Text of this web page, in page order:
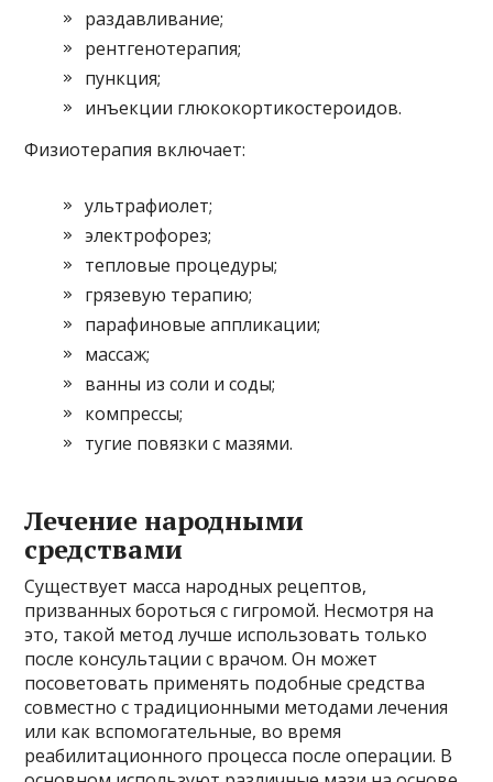
раздавливание;
рентгенотерапия;
пункция;
инъекции глюкокортикостероидов.
Физиотерапия включает:
ультрафиолет;
электрофорез;
тепловые процедуры;
грязевую терапию;
парафиновые аппликации;
массаж;
ванны из соли и соды;
компрессы;
тугие повязки с мазями.
Лечение народными
средствами
Существует масса народных рецептов,
призванных бороться с гигромой. Несмотря на
это, такой метод лучше использовать только
после консультации с врачом. Он может
посоветовать применять подобные средства
совместно с традиционными методами лечения
или как вспомогательные, во время
реабилитационного процесса после операции. В